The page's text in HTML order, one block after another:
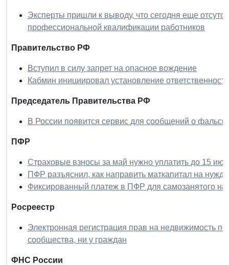
Эксперты пришли к выводу, что сегодня еще
профессиональной квалификации работников
Правительство РФ
Вступил в силу запрет на опасное вождение
Кабмин инициировал установление
Председатель Правительства РФ
В России появится сервис для сообщений о
ПФР
Страховые взносы за май нужно уплатить до 15
ПФР разъяснил, как направить маткапитал на
Фиксированный платеж в ПФР для самозанятого
Росреестр
Электронная регистрация прав на недвижимость
сообщества, ни у граждан
ФНС России